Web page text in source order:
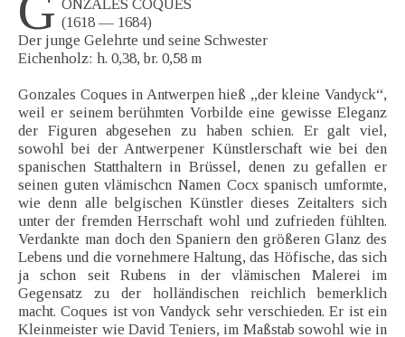
ONZALES COQUES
(1618 — 1684)
Der junge Gelehrte und seine Schwester
Eichenholz: h. 0,38, br. 0,58 m
Gonzales Coques in Antwerpen hieß „der kleine Vandyck“,
weil er seinem berühmten Vorbilde eine gewisse Eleganz
der Figuren abgesehen zu haben schien. Er galt viel,
sowohl bei der Antwerpener Künstlerschaft wie bei den
spanischen Statthaltern in Brüssel, denen zu gefallen er
seinen guten vlämischcn Namen Cocx spanisch umformte,
wie denn alle belgischen Künstler dieses Zeitalters sich
unter der fremden Herrschaft wohl und zufrieden fühlten.
Verdankte man doch den Spaniern den größeren Glanz des
Lebens und die vornehmere Haltung, das Höfische, das sich
ja schon seit Rubens in der vlämischen Malerei im
Gegensatz zu der holländischen reichlich bemerklich
macht. Coques ist von Vandyck sehr verschieden. Er ist ein
Kleinmeister wie David Teniers, im Maßstab sowohl wie in